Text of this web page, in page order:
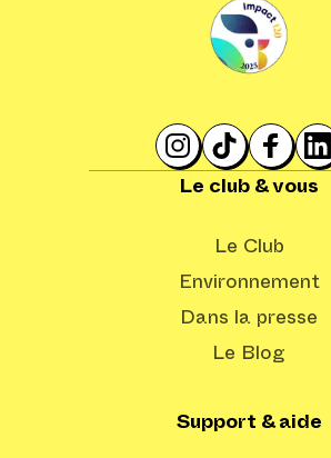
Le club & vous
Le Club
Environnement
Dans la presse
Le Blog
Support & aide